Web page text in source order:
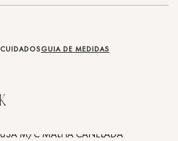
CUIDADOSGUIA DE MEDIDAS